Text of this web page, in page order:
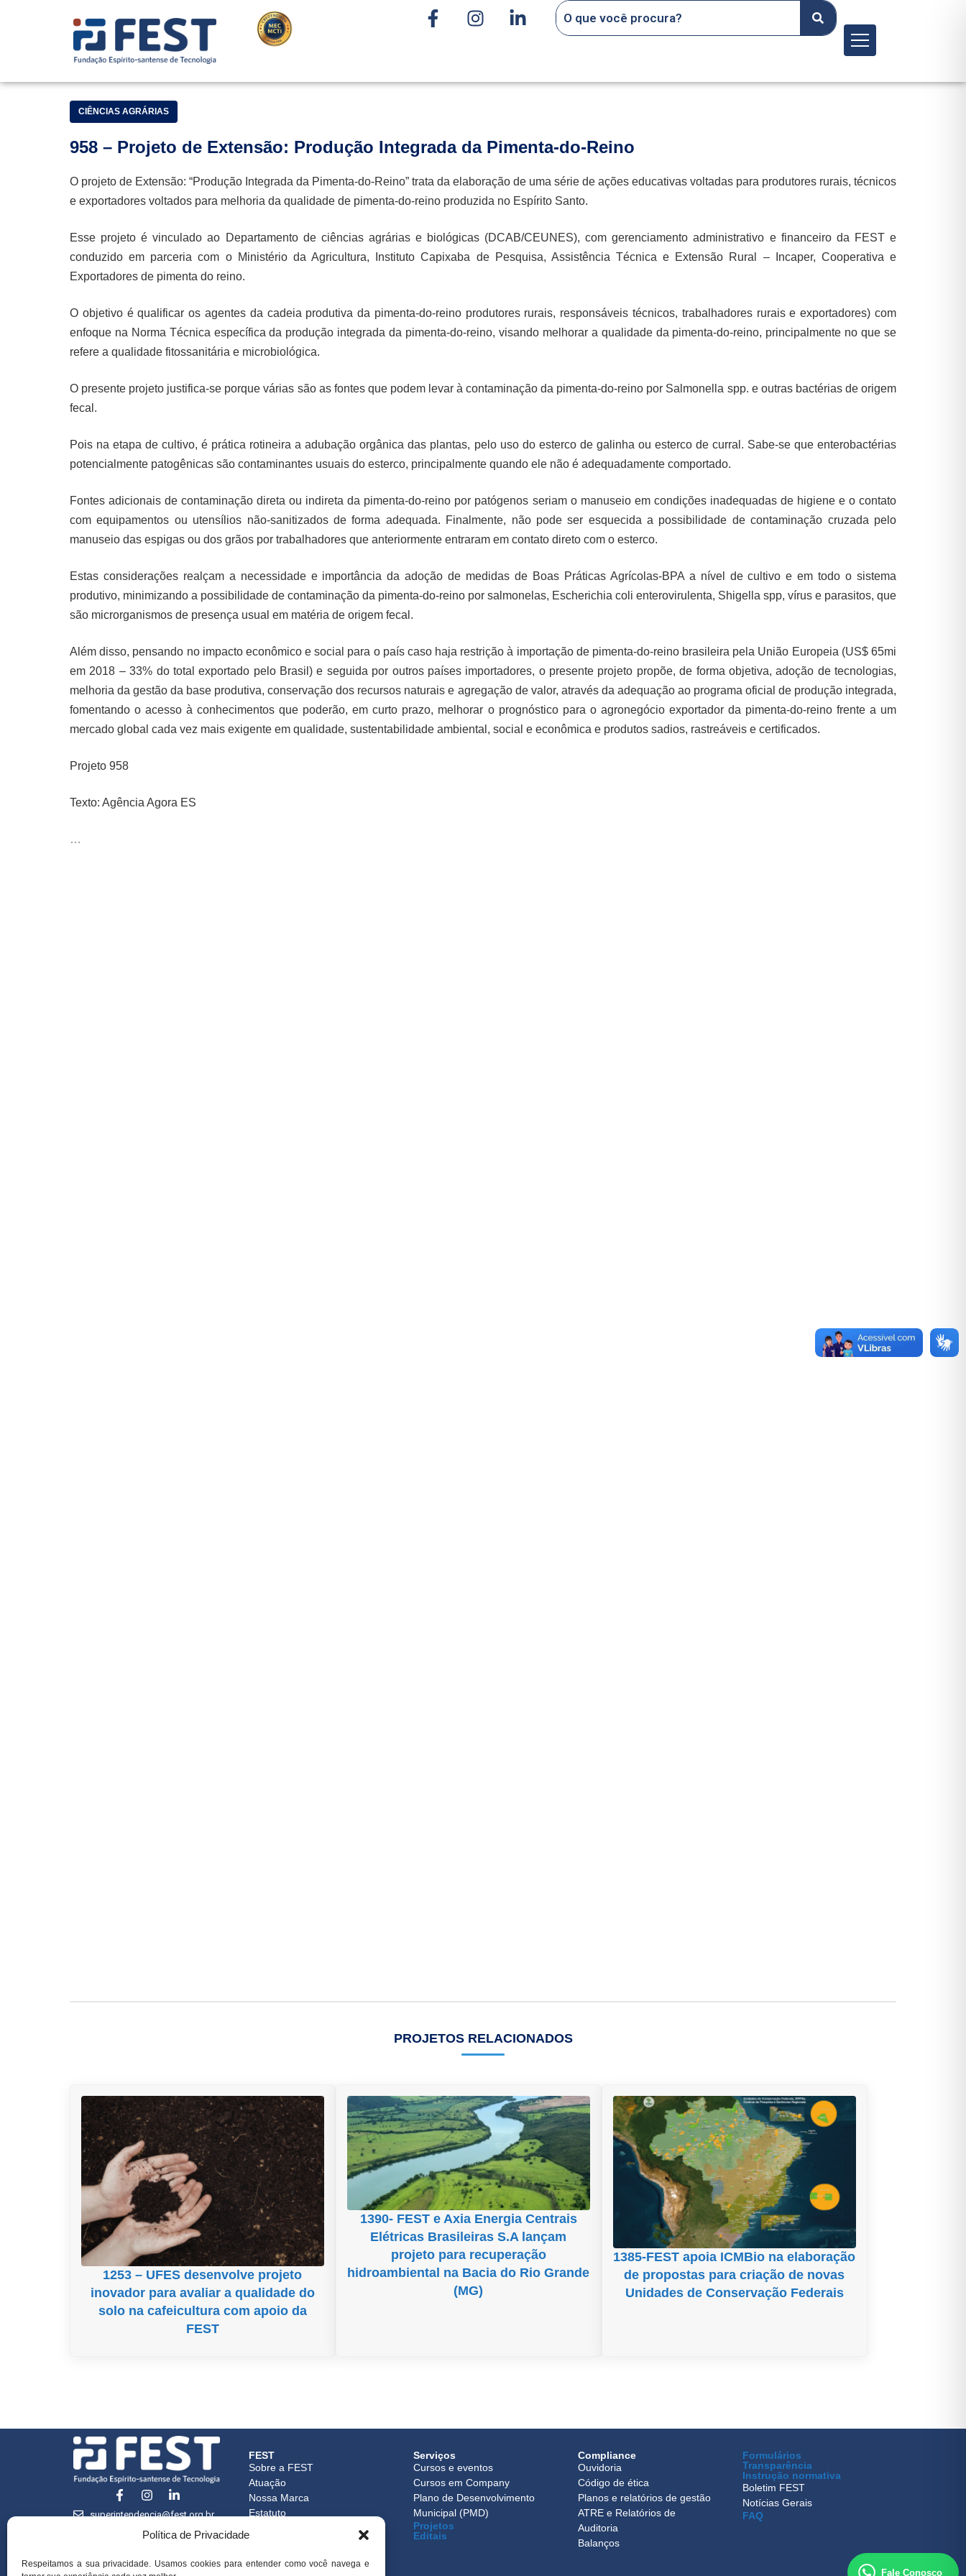
Política de Privacidade
Respeitamos a sua privacidade. Usamos cookies para entender como você navega e
Menu
CIÊNCIAS AGRÁRIAS
958 – Projeto de Extensão: Produção Integrada da Pimenta-do-Reino
O projeto de Extensão: “Produção Integrada da Pimenta-do-Reino” trata da elaboração de uma série de ações educativas voltadas para produtores rurais, técnicos
e exportadores voltados para melhoria da qualidade de pimenta-do-reino produzida no Espírito Santo.
Esse projeto é vinculado ao Departamento de ciências agrárias e biológicas (DCAB/CEUNES), com gerenciamento administrativo e financeiro da FEST e
conduzido em parceria com o Ministério da Agricultura, Instituto Capixaba de Pesquisa, Assistência Técnica e Extensão Rural – Incaper, Cooperativa e
Exportadores de pimenta do reino.
O objetivo é qualificar os agentes da cadeia produtiva da pimenta-do-reino produtores rurais, responsáveis técnicos, trabalhadores rurais e exportadores) com
enfoque na Norma Técnica específica da produção integrada da pimenta-do-reino, visando melhorar a qualidade da pimenta-do-reino, principalmente no que se
refere a qualidade fitossanitária e microbiológica.
O presente projeto justifica-se porque várias são as fontes que podem levar à contaminação da pimenta-do-reino por Salmonella spp. e outras bactérias de origem
fecal.
Pois na etapa de cultivo, é prática rotineira a adubação orgânica das plantas, pelo uso do esterco de galinha ou esterco de curral. Sabe-se que enterobactérias
potencialmente patogênicas são contaminantes usuais do esterco, principalmente quando ele não é adequadamente comportado.
Fontes adicionais de contaminação direta ou indireta da pimenta-do-reino por patógenos seriam o manuseio em condições inadequadas de higiene e o contato
com equipamentos ou utensílios não-sanitizados de forma adequada. Finalmente, não pode ser esquecida a possibilidade de contaminação cruzada pelo
manuseio das espigas ou dos grãos por trabalhadores que anteriormente entraram em contato direto com o esterco.
Estas considerações realçam a necessidade e importância da adoção de medidas de Boas Práticas Agrícolas-BPA a nível de cultivo e em todo o sistema
produtivo, minimizando a possibilidade de contaminação da pimenta-do-reino por salmonelas, Escherichia coli enterovirulenta, Shigella spp, vírus e parasitos, que
são microrganismos de presença usual em matéria de origem fecal.
Além disso, pensando no impacto econômico e social para o país caso haja restrição à importação de pimenta-do-reino brasileira pela União Europeia (US$ 65mi
em 2018 – 33% do total exportado pelo Brasil) e seguida por outros países importadores, o presente projeto propõe, de forma objetiva, adoção de tecnologias,
melhoria da gestão da base produtiva, conservação dos recursos naturais e agregação de valor, através da adequação ao programa oficial de produção integrada,
fomentando o acesso à conhecimentos que poderão, em curto prazo, melhorar o prognóstico para o agronegócio exportador da pimenta-do-reino frente a um
mercado global cada vez mais exigente em qualidade, sustentabilidade ambiental, social e econômica e produtos sadios, rastreáveis e certificados.
Projeto 958
Texto: Agência Agora ES
…
PROJETOS RELACIONADOS
1253 – UFES desenvolve projeto
inovador para avaliar a qualidade do
solo na cafeicultura com apoio da
FEST
1390- FEST e Axia Energia Centrais
Elétricas Brasileiras S.A lançam
projeto para recuperação
hidroambiental na Bacia do Rio Grande
(MG)
1385-FEST apoia ICMBio na elaboração
de propostas para criação de novas
Unidades de Conservação Federais
Fale Conosco
superintendencia@fest.org.br
FEST
Sobre a FEST
Atuação
Nossa Marca
Estatuto
CNPJ Matriz
Serviços
Cursos e eventos
Cursos em Company
Plano de Desenvolvimento
Municipal (PMD)
Projetos
Editais
Compliance
Ouvidoria
Código de ética
Planos e relatórios de gestão
ATRE e Relatórios de
Auditoria
Balanços
Formulários
Transparência
Instrução normativa
Boletim FEST
Notícias Gerais
FAQ